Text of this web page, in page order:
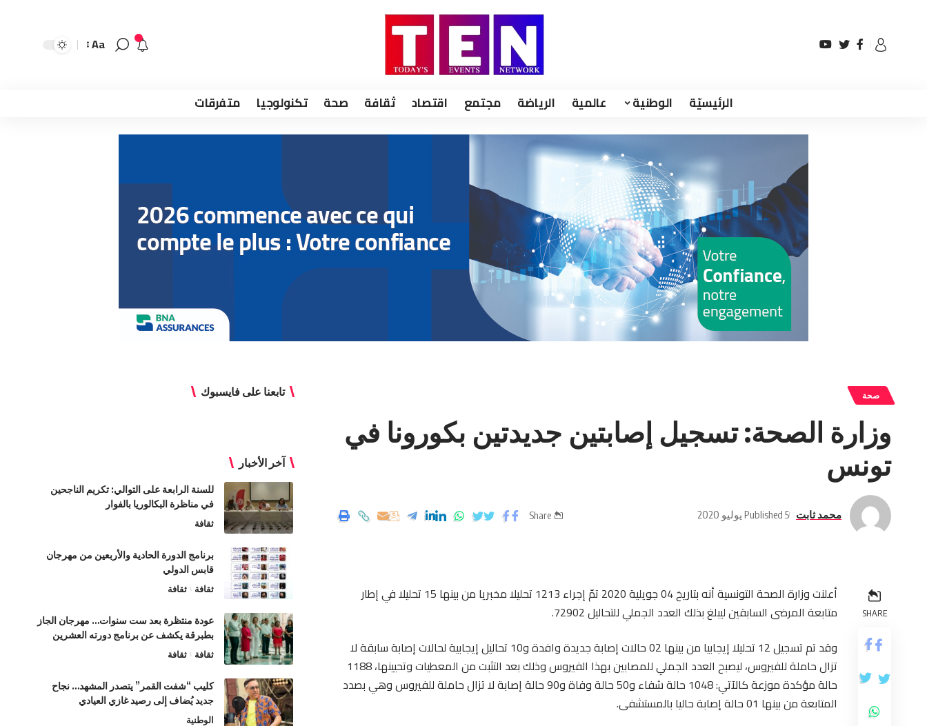
Aa
الرئيسيّة الوطنية عالمية الرياضة مجتمع اقتصاد ثقافة صحة تكنولوجيا متفرقات
صحة
وزارة الصحة: تسجيل إصابتين جديدتين بكورونا في
تونس
محمد ثابت Published 5 يوليو 2020 Share
SHARE
أعلنت وزارة الصحة التونسية أنه بتاريخ 04 جويلية 2020 تمّ إجراء 1213 تحليلا مخبريا من بينها 15 تحليلا في إطار
متابعة المرضى السابقين ليبلغ بذلك العدد الجملي للتحاليل 72902.
وقد تم تسجيل 12 تحليلا إيجابيا من بينها 02 حالات إصابة جديدة وافدة و10 تحاليل إيجابية لحالات إصابة سابقة لا
تزال حاملة للفيروس، ليصبح العدد الجملي للمصابين بهذا الفيروس وذلك بعد التثبت من المعطيات وتحيينها، 1188
حالة مؤكدة موزعة كالآتي: 1048 حالة شفاء و50 حالة وفاة و90 حالة إصابة لا تزال حاملة للفيروس وهي بصدد
المتابعة من بينها 01 حالة إصابة حاليا بالمستشفى.
تابعنا على فايسبوك
آخر الأخبار
للسنة الرابعة على التوالي: تكريم الناجحين
في مناظرة البكالوريا بالفوار
ثقافة
برنامج الدورة الحادية والأربعين من مهرجان
قابس الدولي
ثقافة ثقافة
عودة منتظرة بعد ست سنوات… مهرجان الجاز
بطبرقة يكشف عن برنامج دورته العشرين
ثقافة ثقافة
كليب “شفت القمر” يتصدر المشهد… نجاح
جديد يُضاف إلى رصيد غازي العيادي
الوطنية